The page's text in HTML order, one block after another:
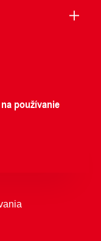
používanie